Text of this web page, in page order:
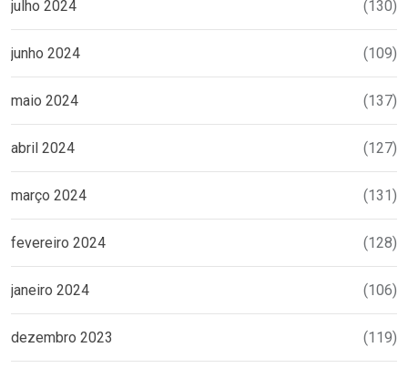
julho 2024 (130)
junho 2024 (109)
maio 2024 (137)
abril 2024 (127)
março 2024 (131)
fevereiro 2024 (128)
janeiro 2024 (106)
dezembro 2023 (119)